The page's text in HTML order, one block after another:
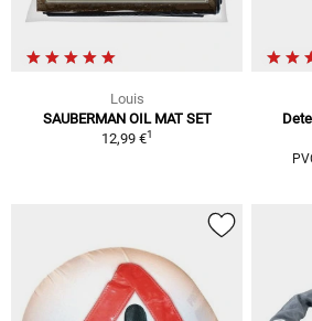
Louis
SAUBERMAN OIL MAT SET
12,99 €1